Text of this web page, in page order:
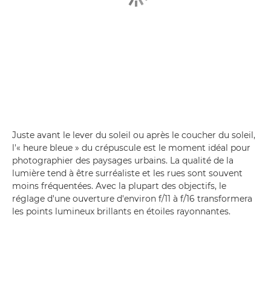
Juste avant le lever du soleil ou après le coucher du soleil,
l'« heure bleue » du crépuscule est le moment idéal pour
photographier des paysages urbains. La qualité de la
lumière tend à être surréaliste et les rues sont souvent
moins fréquentées. Avec la plupart des objectifs, le
réglage d'une ouverture d'environ f/11 à f/16 transformera
les points lumineux brillants en étoiles rayonnantes.